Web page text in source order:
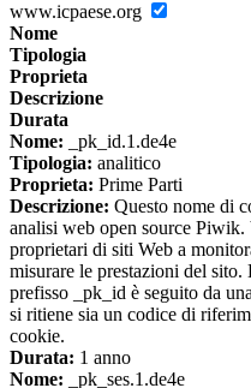
www.icpaese.org
Nome
Tipologia
Proprieta
Descrizione
Durata
Nome: _pk_id.1.de4e
Tipologia: analitico
Proprieta: Prime Parti
Descrizione: Questo nome di
analisi web open source
proprietari di siti Web a
misurare le prestazioni del
prefisso _pk_id è seguito da
si ritiene sia un codice di
cookie.
Durata: 1 anno
Nome: _pk_ses.1.de4e